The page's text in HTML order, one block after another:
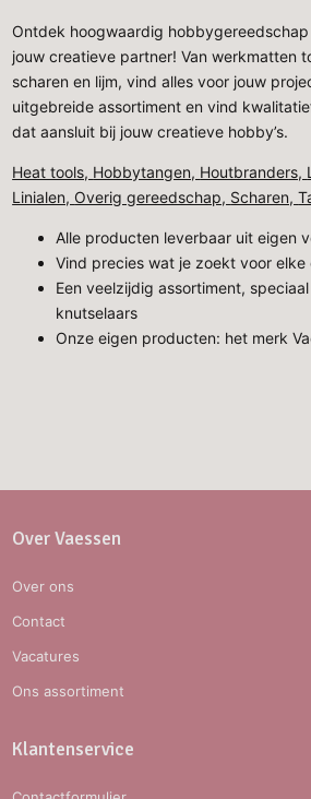
Ontdek hoogwaardig
jouw creatieve partner! Van werkmatten
scharen en lijm, vind alles voor jouw
uitgebreide assortiment en vind
dat aansluit bij jouw creatieve hobby’s.
Heat tools, Hobbytangen, Houtbranders,
Linialen, Overig gereedschap, Scharen,
Alle producten leverbaar uit eigen
Vind precies wat je zoekt voor
Een veelzijdig assortiment,
knutselaars
Onze eigen producten: het merk
Over Vaessen
Over ons
Contact
Vacatures
Ons assortiment
Klantenservice